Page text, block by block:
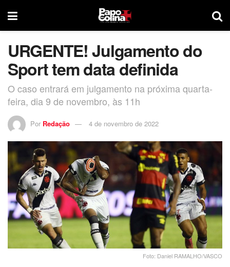
URGENTE! Julgamento do
Sport tem data definida
O caso entrará em julgamento na próxima quarta-
feira, dia 9 de novembro, às 11h
Por Redação 4 de novembro de 2022
Foto: Daniel RAMALHO/VASCO